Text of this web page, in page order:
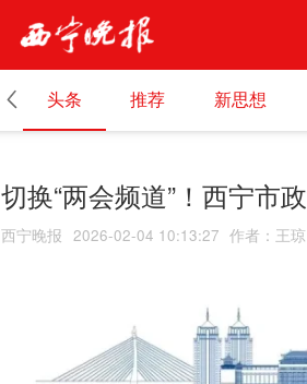
头条 推荐 新思想
切换“两会频道”！西宁市
西宁晚报 2026-02-04 10:13:27 作者 ： 王琼